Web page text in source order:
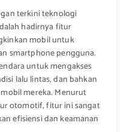
terkini teknologi
hadirnya fitur
mobil untuk
smartphone pengguna.
untuk mengakses
lalu lintas, dan bahkan
mereka. Menurut
otomotif, fitur ini sangat
efisiensi dan keamanan